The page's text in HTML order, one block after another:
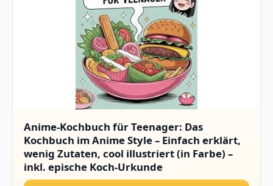
Anime-Kochbuch für Teenager: Das
Kochbuch im Anime Style – Einfach erklärt,
wenig Zutaten, cool illustriert (in Farbe) –
inkl. epische Koch-Urkunde